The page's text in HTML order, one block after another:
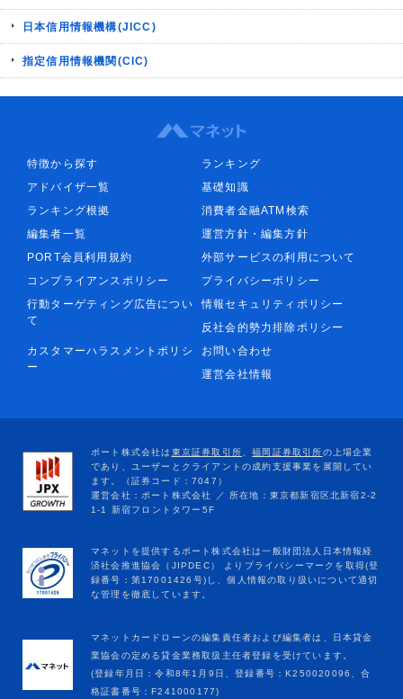
日本信用情報機構(JICC)
指定信用情報機関(CIC)
特徴から探す
ランキング
アドバイザ一覧
基礎知識
ランキング根拠
消費者金融ATM検索
編集者一覧
運営方針・編集方針
PORT会員利用規約
外部サービスの利用について
コンプライアンスポリシー
プライバシーポリシー
行動ターゲティング広告につい
て
情報セキュリティポリシー
反社会的勢力排除ポリシー
カスタマーハラスメントポリシ
ー
お問い合わせ
運営会社情報
マネットカードローンの編集責任者および編集者は、日本貸金
業協会の定める貸金業務取扱主任者登録を受けています。
(登録年月日：令和8年1月9日、登録番号：K250020096、合
格証書番号：F241000177)